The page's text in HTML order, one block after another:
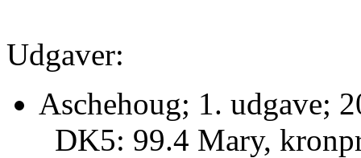
Udgaver:
Aschehoug; 1. udgave;
DK5: 99.4 Mary,